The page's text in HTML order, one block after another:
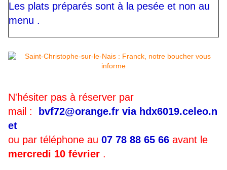
Les plats préparés sont à la pesée et non au
menu .
N'hésiter pas à réserver par
mail :
bvf72@orange.fr viahdx6019.celeo.n
et
ou par téléphone au 07 78 88 65 66 avant le
mercredi 10 février .